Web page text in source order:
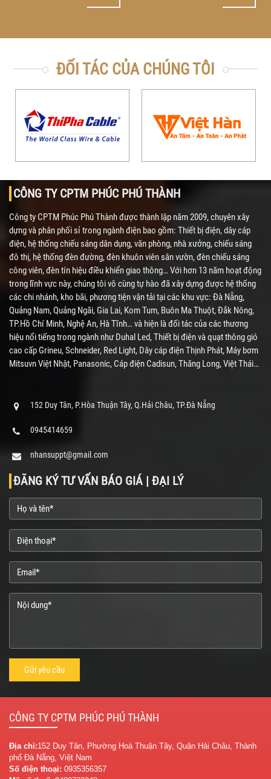
ĐỐI TÁC CỦA CHÚNG TÔI
CÔNG TY CPTM PHÚC PHÚ THÀNH
Công ty CPTM Phúc Phú Thành được thành lập năm 2009, chuyên xây
dựng và phân phối sỉ trong ngành điện bao gồm: Thiết bị điện, dây cáp
điện, hệ thống chiếu sáng dân dụng, văn phòng, nhà xưởng, chiếu sáng
đô thị, hệ thống đèn đường, đèn khuôn viên sân vườn, đèn chiếu sáng
công viên, đèn tín hiệu điều khiển giao thông… Với hơn 13 năm hoạt động
trong lĩnh vực này, chúng tôi vô cùng tự hào đã xây dựng được hệ thống
các chi nhánh, kho bãi, phương tiện vận tải tại các khu vực: Đà Nẵng,
Quảng Nam, Quảng Ngãi, Gia Lai, Kom Tum, Buôn Ma Thuột, Đắk Nông,
TP.Hồ Chí Minh, Nghệ An, Hà Tĩnh… và hiện là đối tác của các thương
hiệu nổi tiếng trong ngành như Duhal Led, Thiết bị điện và quạt thông gió
cao cấp Grineu, Schneider, Red Light, Dây cáp điện Thịnh Phát, Máy bơm
Mitsuvn Việt Nhật, Panasonic, Cáp điện Cadisun, Thăng Long, Việt Thái…
152 Duy Tân, P.Hòa Thuận Tây, Q.Hải Châu, TP.Đà Nẵng
0945414659
nhansuppt@gmail.com
ĐĂNG KÝ TƯ VẤN BÁO GIÁ | ĐẠI LÝ
CÔNG TY CPTM PHÚC PHÚ THÀNH
Địa chỉ:152 Duy Tân, Phường Hoà Thuận Tây, Quận Hải Châu, Thành
phố Đà Nẵng, Việt Nam
Số điện thoại: 0935356357